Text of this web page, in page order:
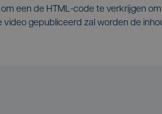
een de HTML-code te verkrijgen
gepubliceerd zal worden de